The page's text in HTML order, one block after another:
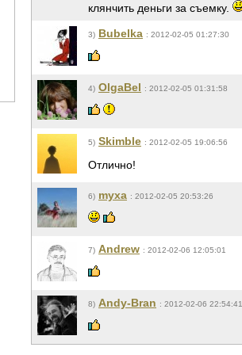
клянчить деньги за съемку.
3) Bubelka : 2012-02-05 01:27:30
4) OlgaBel : 2012-02-05 01:31:58
5) Skimble : 2012-02-05 19:06:56
Отлично!
6) myxa : 2012-02-05 20:53:26
7) Andrew : 2012-02-06 12:05:01
8) Andy-Bran : 2012-02-06 22:54:41